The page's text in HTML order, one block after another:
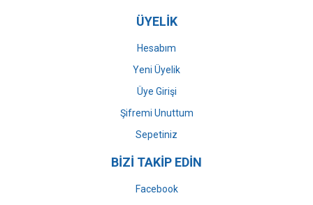
ÜYELİK
Hesabım
Yeni Üyelik
Üye Girişi
Şifremi Unuttum
Sepetiniz
BİZİ TAKİP EDİN
Facebook